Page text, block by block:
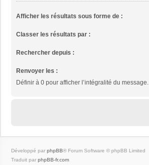
Afficher les résultats sous forme de :
Classer les résultats par :
Rechercher depuis :
Renvoyer les :
Définir à 0 pour afficher l’intégralité du message.
Développé par phpBB® Forum Software © phpBB Limited
Traduit par phpBB-fr.com